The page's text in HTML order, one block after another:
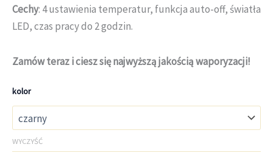
Cechy: 4 ustawienia temperatur, funkcja auto-off, światła
LED, czas pracy do 2 godzin.
Zamów teraz i ciesz się najwyższą jakością waporyzacji!
kolor
WYCZYŚĆ